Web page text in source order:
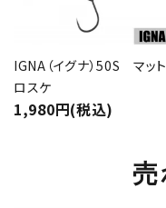
IGNA（イグナ）50S マッ
ロスケ
1,980円(税込)